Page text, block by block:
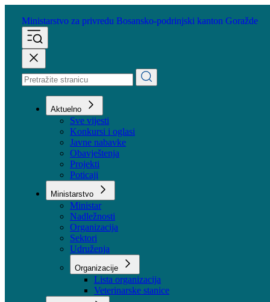
Ministarstvo za privredu
Aktuelno
Sve vijesti
Konkursi i oglasi
Javne nabavke
Obavještenja
Projekti
Poticaji
Ministarstvo
Ministar
Nadležnosti
Sektori
Udruženja